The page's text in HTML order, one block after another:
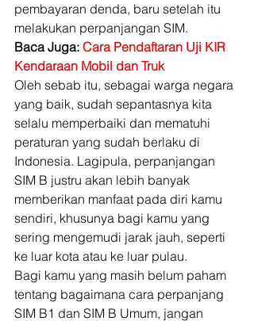
pembayaran denda, baru setelah itu
melakukan perpanjangan SIM.
Baca Juga: Cara Pendaftaran Uji KIR
Kendaraan Mobil dan Truk
Oleh sebab itu, sebagai warga negara
yang baik, sudah sepantasnya kita
selalu memperbaiki dan mematuhi
peraturan yang sudah berlaku di
Indonesia. Lagipula, perpanjangan
SIM B justru akan lebih banyak
memberikan manfaat pada diri kamu
sendiri, khusunya bagi kamu yang
sering mengemudi jarak jauh, seperti
ke luar kota atau ke luar pulau.
Bagi kamu yang masih belum paham
tentang bagaimana cara perpanjang
SIM B1 dan SIM B Umum, jangan